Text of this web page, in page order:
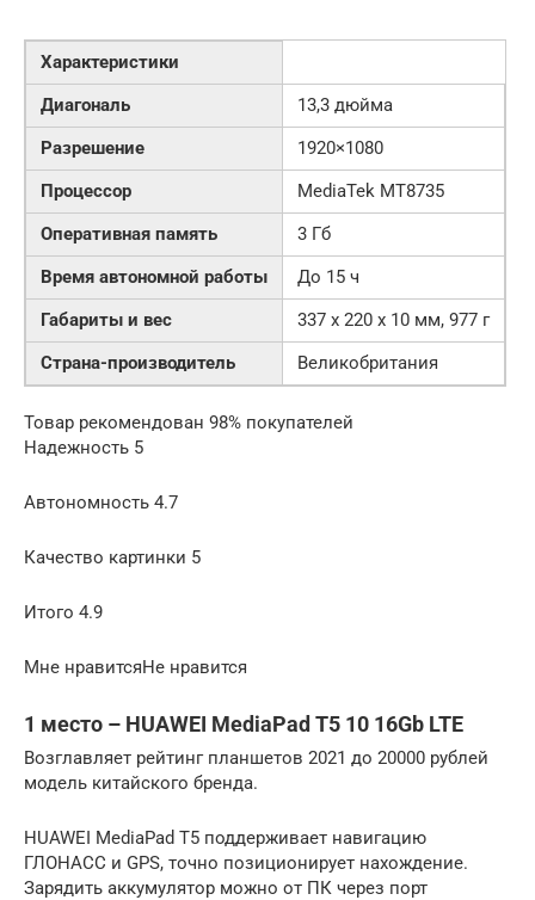
Характеристики
Диагональ
13,3 дюйма
Разрешение
1920×1080
Процессор
MediaTek MT8735
Оперативная память
3 Гб
Время автономной работы
До 15 ч
Габариты и вес
337 х 220 х 10 мм, 977 г
Страна-производитель
Великобритания
Товар рекомендован 98% покупателей
Надежность 5
Автономность 4.7
Качество картинки 5
Итого 4.9
Мне нравитсяНе нравится
1 место – HUAWEI MediaPad T5 10 16Gb LTE
Возглавляет рейтинг планшетов 2021 до 20000 рублей
модель китайского бренда.
HUAWEI MediaPad T5 поддерживает навигацию
ГЛОНАСС и GPS, точно позиционирует нахождение.
Зарядить аккумулятор можно от ПК через порт